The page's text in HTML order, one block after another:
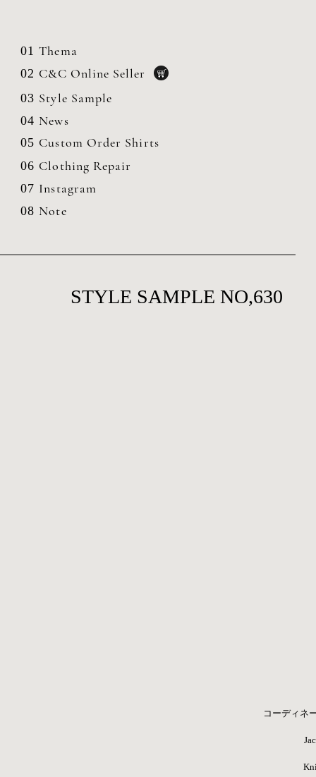
01 Thema
02 C&C Online Seller
03 Style Sample
04 News
05 Custom Order Shirts
06 Clothing Repair
07 Instagram
08 Note
STYLE SAMPLE NO,630
コーディネ